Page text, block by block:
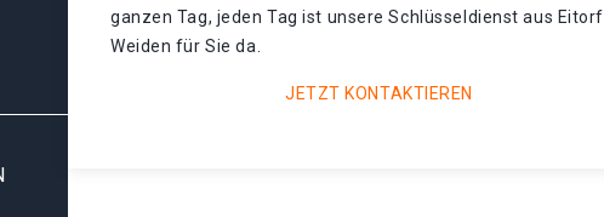
ganzen Tag, jeden Tag ist unsere Schlüsseldienst aus Eitorf
Weiden für Sie da.
JETZT KONTAKTIEREN